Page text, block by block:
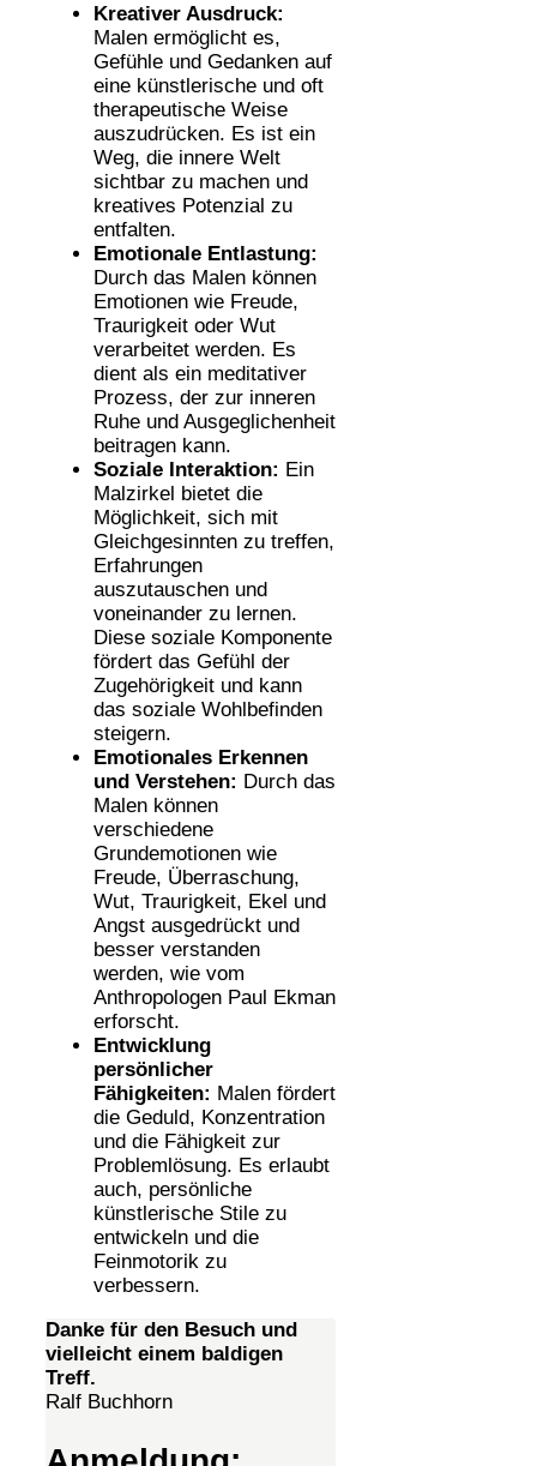
Kreativer Ausdruck:
Malen ermöglicht es,
Gefühle und Gedanken auf
eine künstlerische und oft
therapeutische Weise
auszudrücken. Es ist ein
Weg, die innere Welt
sichtbar zu machen und
kreatives Potenzial zu
entfalten.
Emotionale Entlastung:
Durch das Malen können
Emotionen wie Freude,
Traurigkeit oder Wut
verarbeitet werden. Es
dient als ein meditativer
Prozess, der zur inneren
Ruhe und Ausgeglichenheit
beitragen kann.
Soziale Interaktion: Ein
Malzirkel bietet die
Möglichkeit, sich mit
Gleichgesinnten zu treffen,
Erfahrungen
auszutauschen und
voneinander zu lernen.
Diese soziale Komponente
fördert das Gefühl der
Zugehörigkeit und kann
das soziale Wohlbefinden
steigern.
Emotionales Erkennen
und Verstehen: Durch das
Malen können
verschiedene
Grundemotionen wie
Freude, Überraschung,
Wut, Traurigkeit, Ekel und
Angst ausgedrückt und
besser verstanden
werden, wie vom
Anthropologen Paul Ekman
erforscht.
Entwicklung
persönlicher
Fähigkeiten: Malen fördert
die Geduld, Konzentration
und die Fähigkeit zur
Problemlösung. Es erlaubt
auch, persönliche
künstlerische Stile zu
entwickeln und die
Feinmotorik zu
verbessern.
Danke für den Besuch und
vielleicht einem baldigen
Treff.
Ralf Buchhorn